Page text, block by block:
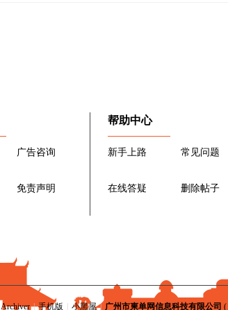
广告咨询
免责声明
帮助中心
新手上路 常见问题
在线答疑 删除帖子
Archiver | 手机版 小黑屋 | 广州市柬单网信息科技有限公司 (